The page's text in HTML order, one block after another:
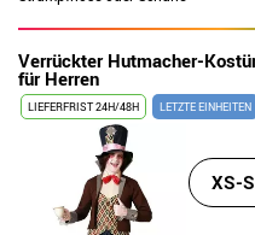
Verrückter Hutmacher-
für Herren
LIEFERFRIST 24H/48H LETZTE EINHEITEN
XS-S